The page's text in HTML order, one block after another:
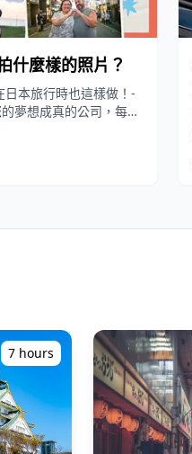
什麼樣的照片？
本旅行時也這樣做！-
夢想成真的公司，每天
7 hours